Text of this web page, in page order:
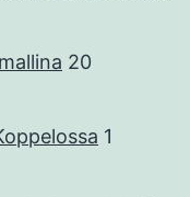
20
1